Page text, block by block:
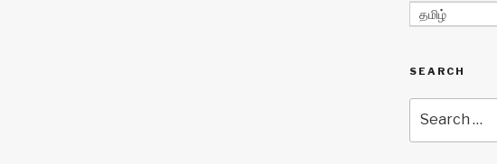
தமிழ்
SEARCH
for: